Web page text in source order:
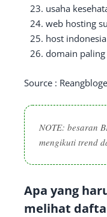
usaha
web hosting
host
domain
Source :
NOTE: besaran
mengikuti trend
Apa yang
melihat